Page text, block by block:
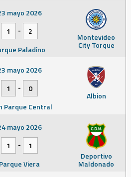
Montevideo
City Torque
mayo 2026
1
-
2
Paladino
Albion
mayo 2026
1
-
0
Parque Central
Deportivo
Maldonado
mayo 2026
1
-
1
Parque Viera